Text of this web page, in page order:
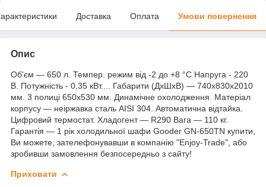
Доставка Оплата Умови повернення
Опис
Об'єм — 650 л. Темпер. режим від -2 до +8 °C Напруга - 220
В. Потужність - 0,35 кВт.... Габарити (ДхШхВ) — 740x830x2010
мм. 3 полиці 650х530 мм. Динамічне охолодження. Матеріал
корпусу — неіржавка сталь AISI 304. Автоматична відтайка.
Цифровий термостат. Хладогент — R290 Вага — 110 кг.
Гарантія — 1 рік холодильної шафи Gooder GN-650TN купити,
Ви можете, зателефонувавши в компанію "Enjoy-Trade", або
зробивши замовлення безпосередньо з сайту!
Приховати